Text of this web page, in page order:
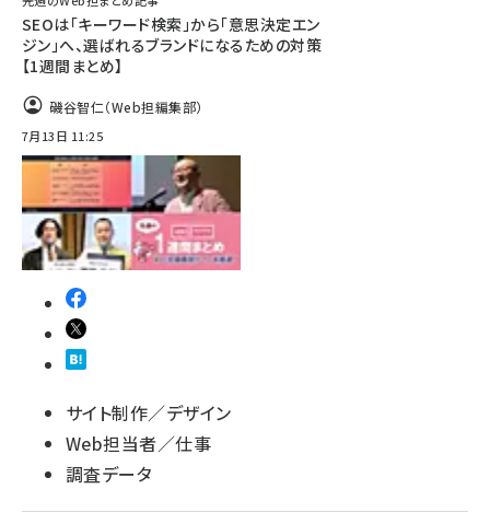
SEOは「キーワード検索」から「意思決定エン
ジン」へ、選ばれるブランドになるための対策
【1週間まとめ】
磯谷智仁（Web担編集部）
7月13日 11:25
サイト制作／デザイン
Web担当者／仕事
調査データ